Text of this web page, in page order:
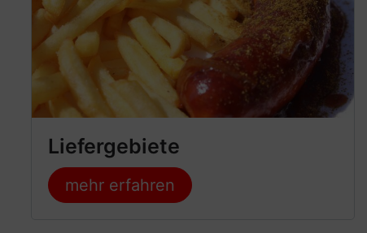
Liefergebiete
mehr erfahren